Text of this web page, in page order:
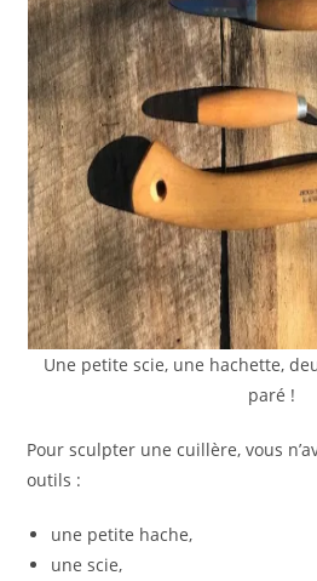
Une petite scie, une hachette,
paré !
Pour sculpter une cuillère, vous
outils :
une petite hache,
une scie,